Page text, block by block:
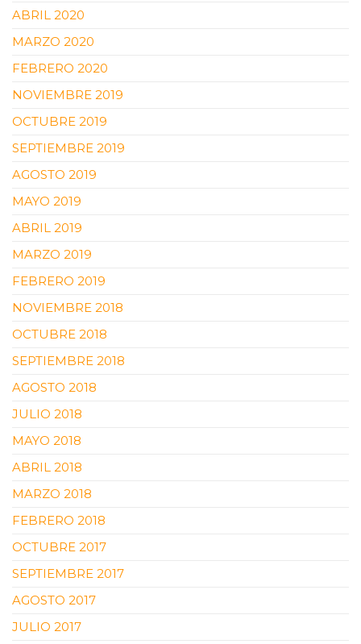
ABRIL 2020
MARZO 2020
FEBRERO 2020
NOVIEMBRE 2019
OCTUBRE 2019
SEPTIEMBRE 2019
AGOSTO 2019
MAYO 2019
ABRIL 2019
MARZO 2019
FEBRERO 2019
NOVIEMBRE 2018
OCTUBRE 2018
SEPTIEMBRE 2018
AGOSTO 2018
JULIO 2018
MAYO 2018
ABRIL 2018
MARZO 2018
FEBRERO 2018
OCTUBRE 2017
SEPTIEMBRE 2017
AGOSTO 2017
JULIO 2017